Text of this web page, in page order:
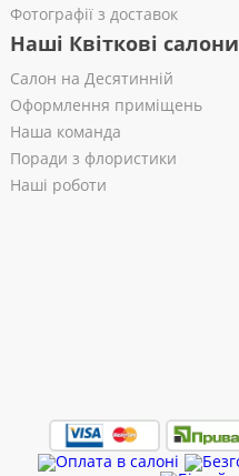
Фотографії з доставок
Наші Квіткові салони
Салон на Десятинній
Оформлення приміщень
Наша команда
Поради з флористики
Наші роботи